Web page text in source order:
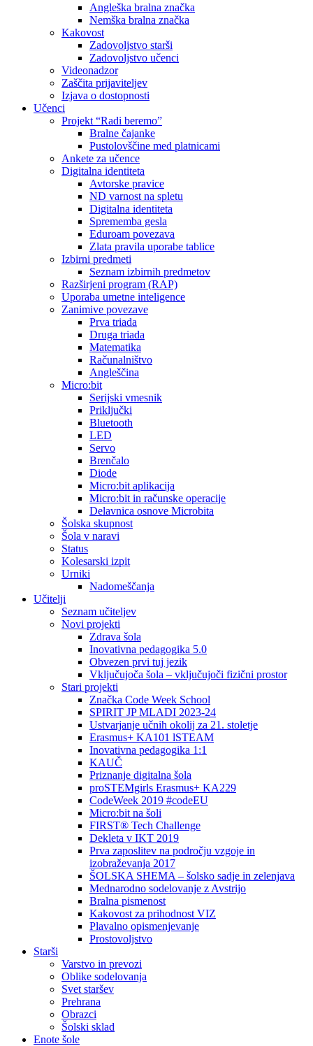
Angleška bralna značka
Nemška bralna značka
Kakovost
Zadovoljstvo starši
Zadovoljstvo učenci
Videonadzor
Zaščita prijaviteljev
Izjava o dostopnosti
Učenci
Projekt “Radi beremo”
Bralne čajanke
Pustolovščine med platnicami
Ankete za učence
Digitalna identiteta
Avtorske pravice
ND varnost na spletu
Digitalna identiteta
Sprememba gesla
Eduroam povezava
Zlata pravila uporabe tablice
Izbirni predmeti
Seznam izbirnih predmetov
Razširjeni program (RAP)
Uporaba umetne inteligence
Zanimive povezave
Prva triada
Druga triada
Matematika
Računalništvo
Angleščina
Micro:bit
Serijski vmesnik
Priključki
Bluetooth
LED
Servo
Brenčalo
Diode
Micro:bit aplikacija
Micro:bit in računske operacije
Delavnica osnove Microbita
Šolska skupnost
Šola v naravi
Status
Kolesarski izpit
Urniki
Nadomeščanja
Učitelji
Seznam učiteljev
Novi projekti
Zdrava šola
Inovativna pedagogika 5.0
Obvezen prvi tuj jezik
Vključujoča šola – vključujoči fizični prostor
Stari projekti
Značka Code Week School
SPIRIT JP MLADI 2023-24
Ustvarjanje učnih okolij za 21. stoletje
Erasmus+ KA101 lSTEAM
Inovativna pedagogika 1:1
KAUČ
Priznanje digitalna šola
proSTEMgirls Erasmus+ KA229
CodeWeek 2019 #codeEU
Micro:bit na šoli
FIRST® Tech Challenge
Dekleta v IKT 2019
Prva zaposlitev na področju vzgoje in
izobraževanja 2017
ŠOLSKA SHEMA – šolsko sadje in zelenjava
Mednarodno sodelovanje z Avstrijo
Bralna pismenost
Kakovost za prihodnost VIZ
Plavalno opismenjevanje
Prostovoljstvo
Starši
Varstvo in prevozi
Oblike sodelovanja
Svet staršev
Prehrana
Obrazci
Šolski sklad
Enote šole